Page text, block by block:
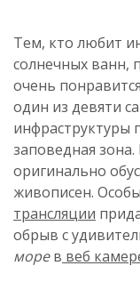
Тем, кто любит
солнечных ванн,
очень
один из девяти
инфраструктуры
заповедная
оригинально
живописен.
трансляции
обрыв с
морев веб